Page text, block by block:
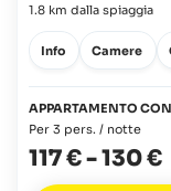
1.8 km dalla spiaggia
Info Camere
APPARTAMENTO
Per 3 pers. / notte
117 €-130 €